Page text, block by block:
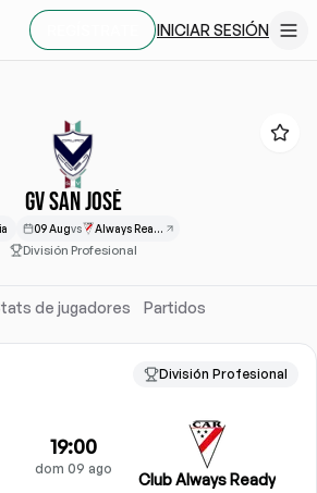
INICIAR SESIÓN
GV SAN JOSÉ
09 Augvs Always Ready
División Profesional
de jugadores Partidos
División Profesional
19:00
dom 09 ago
Club Always Ready